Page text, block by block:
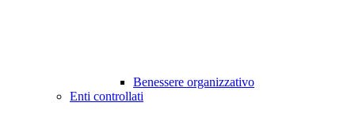
Benessere organizzativo
Enti controllati